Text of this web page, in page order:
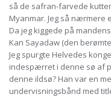
så de safran-farvede
Myanmar. Jeg så nærmere
Da jeg kiggede på
Kan Sayadaw (den
Jeg spurgte Helvedes
indespærret i denne sø af
denne ildsø? Han var en
undervisningsbånd med